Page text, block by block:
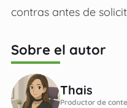
contras antes de
Sobre el autor
Thais
Productor de